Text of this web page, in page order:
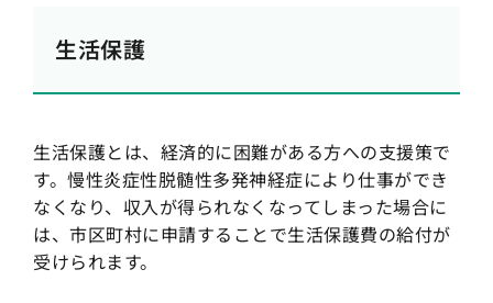
生活保護
生活保護とは、経済的に困難がある方への支援策で
す。慢性炎症性脱髄性多発神経症により仕事ができ
なくなり、収入が得られなくなってしまった場合に
は、市区町村に申請することで生活保護費の給付が
受けられます。